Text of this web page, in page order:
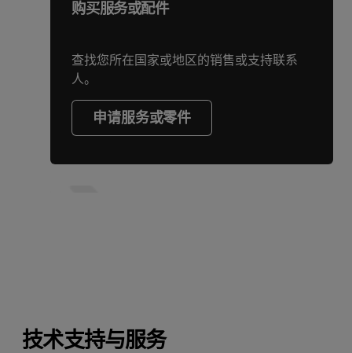
购买服务或配件
查找您所在国家或地区的销售或支持联系
人。
申请服务或零件
技术支持与服务